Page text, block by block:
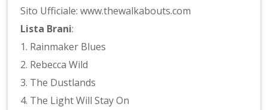
Sito Ufficiale: www.thewalkabouts.com
Lista Brani:
1. Rainmaker Blues
2. Rebecca Wild
3. The Dustlands
4. The Light Will Stay On